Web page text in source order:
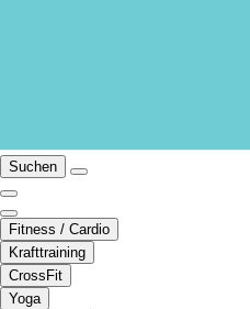
Suchen
Fitness / Cardio
Krafttraining
CrossFit
Yoga